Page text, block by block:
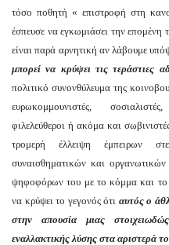
τόσο ποθητή « επιστροφή στη
έσπευσε να εγκωμιάσει την
είναι παρά αρνητική αν λάβουμε
μπορεί να κρύψει τις τεράστιες
πολιτικό συνονθύλευμα της
ευρωκομμουνιστές,
φιλελεύθεροι ή ακόμα και
τρομερή έλλειψη έμπειρων
συναισθηματικών και
ψηφοφόρων του με το κόμμα και το
να κρύψει το γεγονός ότι αυτός ο
στην απουσία μιας
εναλλακτικής λύσης στα αριστερά